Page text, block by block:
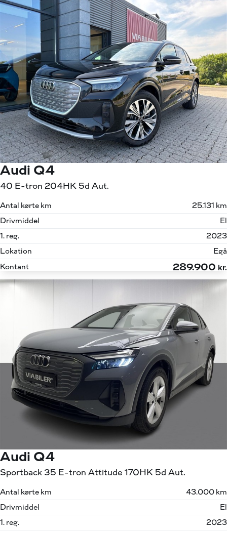
Audi Q4
40 E-tron 204HK 5d Aut.
Antal kørte km
25.131 km
Drivmiddel
El
1. reg.
2023
Lokation
Egå
Kontant
289.900 kr.
Audi Q4
Sportback 35 E-tron Attitude 170HK 5d Aut.
Antal kørte km
43.000 km
Drivmiddel
El
1. reg.
2023